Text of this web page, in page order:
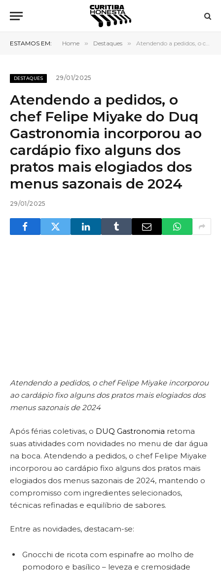
ESTAMOS EM: Home » Destaques » Atendendo a pedidos, o chef Felipe Miyake do Duq Gastronomia incorporou ao cardápio fixo alguns dos pratos mais elogiados dos menus sazonais de 2024
DESTAQUES 29/01/2025
Atendendo a pedidos, o
chef Felipe Miyake do Duq
Gastronomia incorporou ao
cardápio fixo alguns dos
pratos mais elogiados dos
menus sazonais de 2024
29/01/2025
Atendendo a pedidos, o chef Felipe Miyake incorporou
ao cardápio fixo alguns dos pratos mais elogiados dos
menus sazonais de 2024
Após férias coletivas, o DUQ Gastronomia retoma
suas atividades com novidades no menu de dar água
na boca. Atendendo a pedidos, o chef Felipe Miyake
incorporou ao cardápio fixo alguns dos pratos mais
elogiados dos menus sazonais de 2024, mantendo o
compromisso com ingredientes selecionados,
técnicas refinadas e equilíbrio de sabores.
Entre as novidades, destacam-se:
Gnocchi de ricota com espinafre ao molho de
pomodoro e basílico – leveza e cremosidade